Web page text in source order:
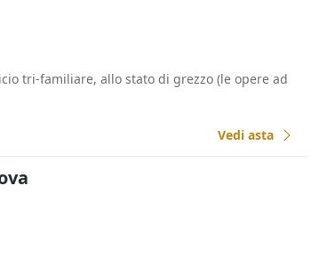
tri-familiare, allo stato di grezzo (le opere ad
Vedi asta